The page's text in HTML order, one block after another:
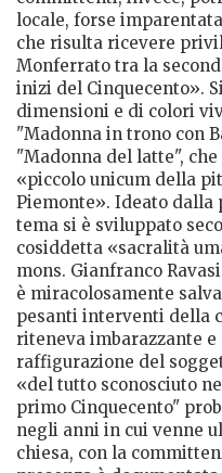
locale, forse
che risulta ricevere
Monferrato tra la
inizi del Cinquecento».
dimensioni e di colori
"Madonna in trono con
"Madonna del latte",
«piccolo unicum della
Piemonte». Ideato dalla
tema si è sviluppato
cosiddetta «sacralità
mons. Gianfranco
è miracolosamente
pesanti interventi della
riteneva imbarazzante e
raffigurazione del
«del tutto sconosciuto
primo Cinquecento"
negli anni in cui venne
chiesa, con la